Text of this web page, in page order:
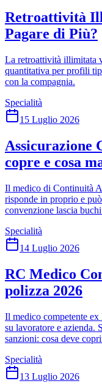
Retroattività
Pagare di Più?
La retroattività illimitata
quantitativa per profili
con la compagnia.
Specialità
15 Luglio 2026
Assicurazione
copre e cosa
Il medico di Continuità
risponde in proprio e
convenzione lascia
Specialità
14 Luglio 2026
RC Medico
polizza 2026
Il medico competente
su lavoratore e azienda.
sanzioni: cosa deve
Specialità
13 Luglio 2026